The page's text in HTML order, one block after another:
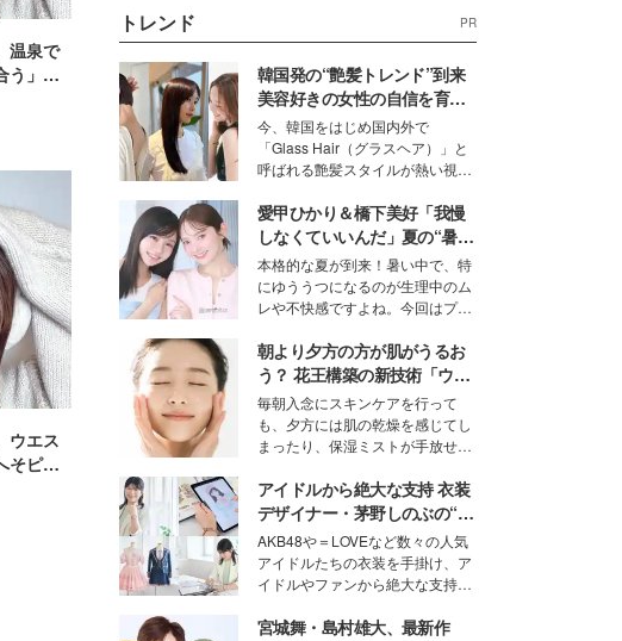
温泉で
」
ウエス
そピア
続々
トレンド PR
韓国発の“艶髪トレンド”到来
美容好きの女性の自信を育む
「ヘアケア事情」って？
今、韓国をはじめ国内外で
「Glass Hair（グラスヘア）」と
呼ばれる艶髪スタイルが熱い視線
ションの完成度を高めるベースと
して、“髪そのものの美しさ”に改
めて注目する人が増えている様
子。今回は、そんな憧れの艶やか
な髪を日常で叶える、美容好きの
女性たちのヘアケア事情を紹介し
ます。
愛甲ひかり＆橋下美好「我慢
しなくていいんだ」夏の“暑さ
対策”の新しい選択肢とは？
本格的な夏が到来！暑い中で、特
にゆううつになるのが生理中のム
レや不快感ですよね。今回はプラ
モデル・愛甲ひかりさんと橋下美
好さんを迎えて本音で女子会トー
ク。猛暑のお出かけを快適に過ご
すヒントや、2人が感動した夏の
生理の新常識にも迫りました。
朝より夕方の方が肌がうるお
う？ 花王構築の新技術「ウォ
ーターキャプチャリングスキ
ン（捕水肌）」がスキンケア
の常識を変える予感
毎朝入念にスキンケアを行って
も、夕方には肌の乾燥を感じてし
まったり、保湿ミストが手放せな
な美容の常識を大きく変える可能
性を秘めた、革新的な「Water
Capturing Skin（ウォーターキャ
プチャリングスキン：捕水肌）」
技術を、花王が構築した。
アイドルから絶大な支持 衣装
デザイナー・茅野しのぶの“可
愛い”を作る美学＜「シチズン
クロスシー」インタビュー＞
AKB48や＝LOVEなど数々の人気
アイドルたちの衣装を手掛け、ア
イドルやファンから絶大な支持を
取締役兼クリエイティブディレク
宮城舞・島村雄大、最新作